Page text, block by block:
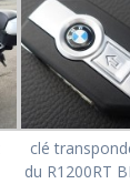
clé
du R1200RT